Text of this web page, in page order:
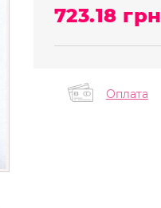
723.18 грн
Оплата